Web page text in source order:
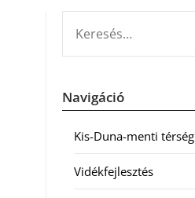
Navigáció
Kis-Duna-menti térség
Vidékfejlesztés